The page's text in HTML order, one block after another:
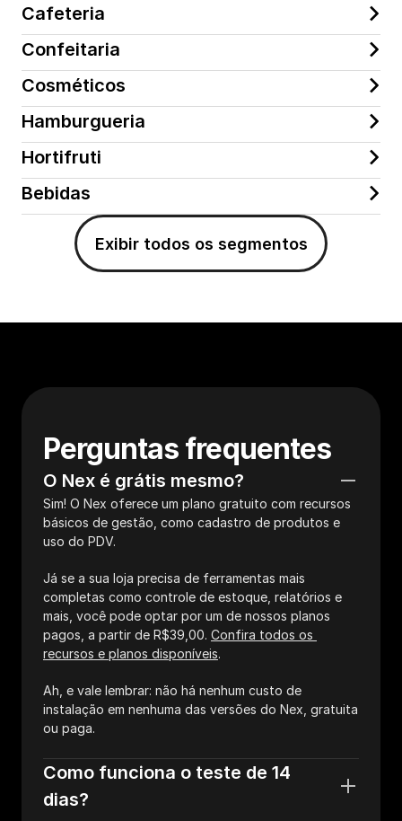
Cafeteria
Confeitaria
Cosméticos
Hamburgueria
Hortifruti
Bebidas
Exibir todos os segmentos
Perguntas frequentes
O Nex é grátis mesmo?
Sim! O Nex oferece um plano gratuito com recursos
básicos de gestão, como cadastro de produtos e
uso do PDV.
Já se a sua loja precisa de ferramentas mais
completas como controle de estoque, relatórios e
mais, você pode optar por um de nossos planos
pagos, a partir de R$39,00. Confira todos os
recursos e planos disponíveis.
Ah, e vale lembrar: não há nenhum custo de
instalação em nenhuma das versões do Nex, gratuita
ou paga.
Como funciona o teste de 14
dias?